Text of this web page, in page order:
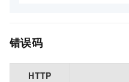
错误码
HTTP